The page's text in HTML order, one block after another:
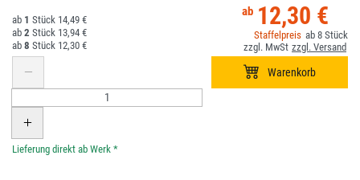
12,30 €
8
1
14,49 €
2
13,94 €
8
12,30 €
*